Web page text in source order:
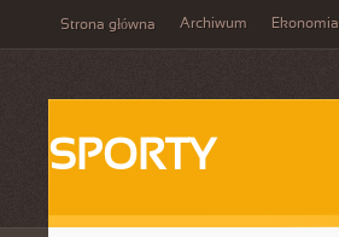
Strona główna Archiwum Ekonomia
SPORTY